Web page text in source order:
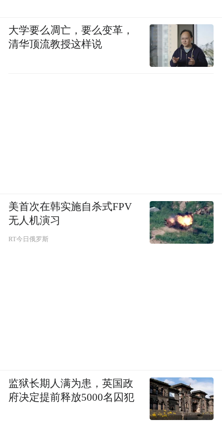
大学要么凋亡，要么变革，
清华顶流教授这样说
美首次在韩实施自杀式FPV
无人机演习
RT今日俄罗斯
监狱长期人满为患，英国政
府决定提前释放5000名囚犯